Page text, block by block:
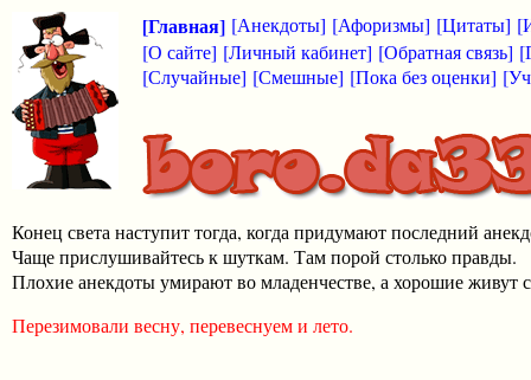
[Главная] [Анекдоты] [Афоризмы] [Цитаты]
[О сайте] [Личный кабинет] [Обратная связь]
[Случайные] [Смешные] [Пока без оценки]
Конец света наступит тогда, когда придумают последний
Чаще прислушивайтесь к шуткам. Там порой столько правды.
Плохие анекдоты умирают во младенчестве, а хорошие живут
Перезимовали весну, перевеснуем и лето.